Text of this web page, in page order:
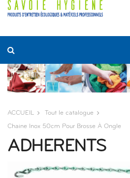
ACCUEIL Tout le catalogue
Chaine Inox 50cm Pour Brosse À Ongle
ADHERENTS
Panneau de gestion des cookies